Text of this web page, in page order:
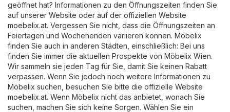
geöffnet hat? Informationen zu den Öffnungszeiten finden Sie
auf unserer Website oder auf der offiziellen Website
moebelix.at. Vergessen Sie nicht, dass die Öffnungszeiten an
Feiertagen und Wochenenden variieren können. Möbelix
finden Sie auch in anderen Städten, einschließlich: Bei uns
finden Sie immer die aktuellen Prospekte von Möbelix Wien.
Wir sammeln sie jeden Tag für Sie, damit Sie keinen Rabatt
verpassen. Wenn Sie jedoch noch weitere Informationen zu
Möbelix suchen, besuchen Sie bitte die offizielle Website
moebelix.at. Wenn Möbelix nicht das anbietet, wonach Sie
suchen, machen Sie sich keine Sorgen. Wählen Sie ein